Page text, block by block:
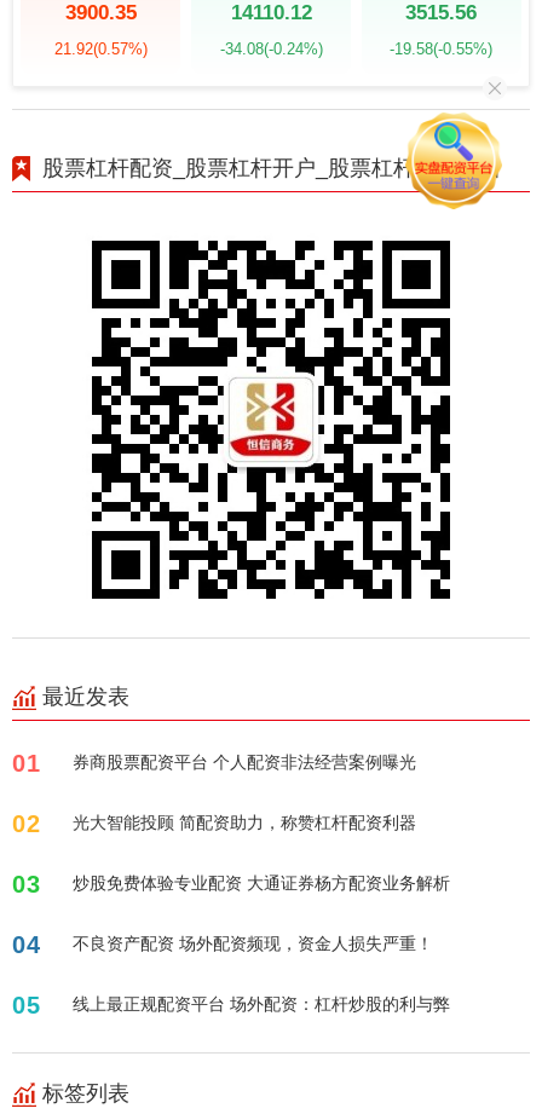
3900.35
21.92(0.57%)
14110.12
-34.08(-0.24%)
3515.56
-19.58(-0.55%)
股票杠杆配资_股票杠杆开户_股票杠杆交易平台
最近发表
01 券商股票配资平台 个人配资非法经营案例曝光
02 光大智能投顾 简配资助力，称赞杠杆配资利器
03 炒股免费体验专业配资 大通证券杨方配资业务解析
04 不良资产配资 场外配资频现，资金人损失严重！
05 线上最正规配资平台 场外配资：杠杆炒股的利与弊
标签列表